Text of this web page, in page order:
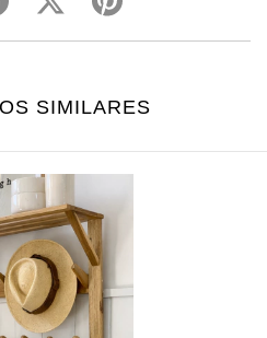
SIMILARES